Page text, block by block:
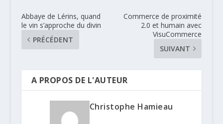
Abbaye de Lérins, quand
le vin s’approche du divin
PRÉCÉDENT
Commerce de proximité
2.0 et humain avec
VisuCommerce
SUIVANT
A PROPOS DE L'AUTEUR
Christophe Hamieau